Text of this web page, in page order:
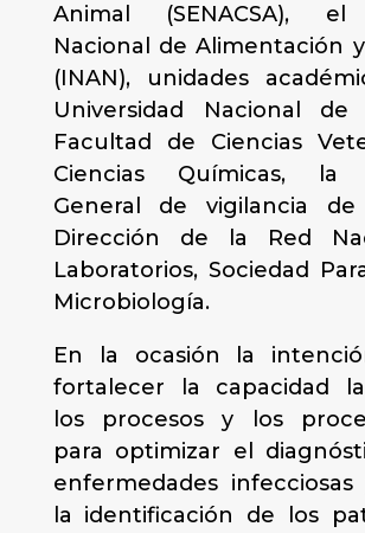
Animal (SENACSA),
Nacional de Alimentación
(INAN), unidades
Universidad Nacional de
Facultad de Ciencias
Ciencias Químicas, la
General de vigilancia
Dirección de la Red
Laboratorios, Sociedad
Microbiología.
En la ocasión la
fortalecer la capacidad
los procesos y los
para optimizar el
enfermedades
la identificación de los